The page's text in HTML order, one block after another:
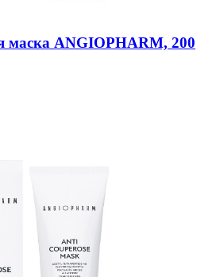
ANGIOPHARM, 200